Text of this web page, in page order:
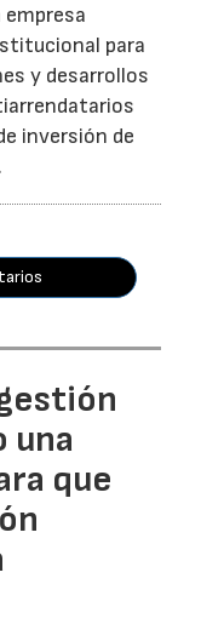
para
y desarrollos
inversión de
una
que